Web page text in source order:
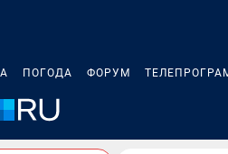
ПОГОДА ФОРУМ